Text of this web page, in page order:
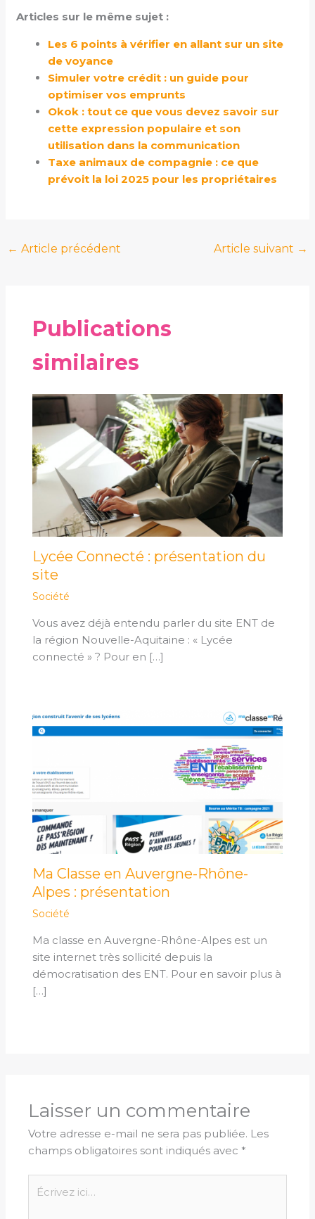
Articles sur le même sujet :
Les 6 points à vérifier en allant sur un site
de voyance
Simuler votre crédit : un guide pour
optimiser vos emprunts
Okok : tout ce que vous devez savoir sur
cette expression populaire et son
utilisation dans la communication
Taxe animaux de compagnie : ce que
prévoit la loi 2025 pour les propriétaires
← Article précédent Article suivant →
Publications
similaires
Lycée Connecté : présentation du
site
Société
Vous avez déjà entendu parler du site ENT de
la région Nouvelle-Aquitaine : « Lycée
connecté » ? Pour en […]
Ma Classe en Auvergne-Rhône-
Alpes : présentation
Société
Ma classe en Auvergne-Rhône-Alpes est un
site internet très sollicité depuis la
démocratisation des ENT. Pour en savoir plus à
[…]
Laisser un commentaire
Votre adresse e-mail ne sera pas publiée. Les
champs obligatoires sont indiqués avec *
ici…